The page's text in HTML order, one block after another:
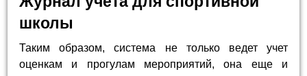
школы
Таким образом, система не только ведет учет
оценкам и прогулам мероприятий, она еще и